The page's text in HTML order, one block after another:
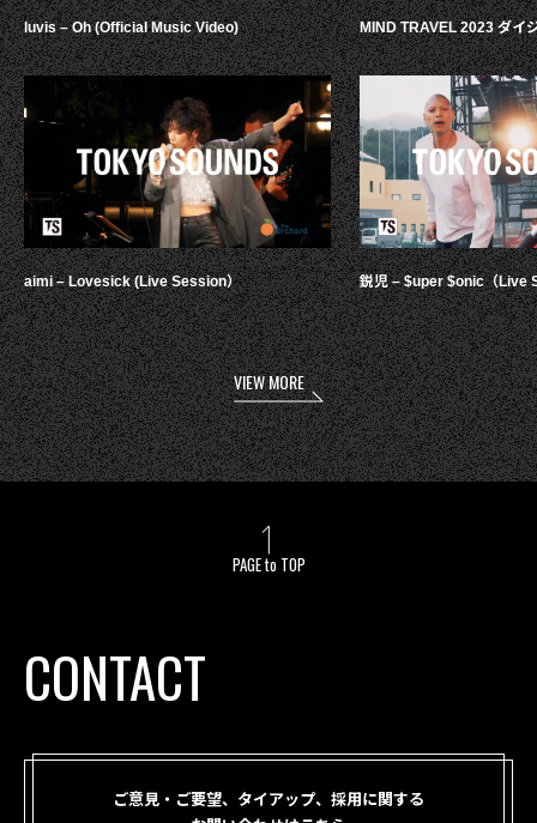
luvis – Oh (Official Music Video)
aimi – Lovesick (Live Session）
MIND TRAVEL 2023 ダイ
鋭児 – $uper $onic（Live
VIEW MORE
PAGE to TOP
CONTACT
ご意見・ご要望、タイアップ、採用に関する